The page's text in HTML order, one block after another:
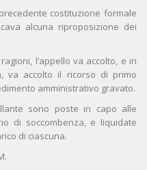
costituzione formale
alcuna riproposizione dei
l’appello va accolto, e in
va accolto il ricorso di primo
amministrativo gravato.
sono poste in capo alle
di soccombenza, e liquidate
di ciascuna.